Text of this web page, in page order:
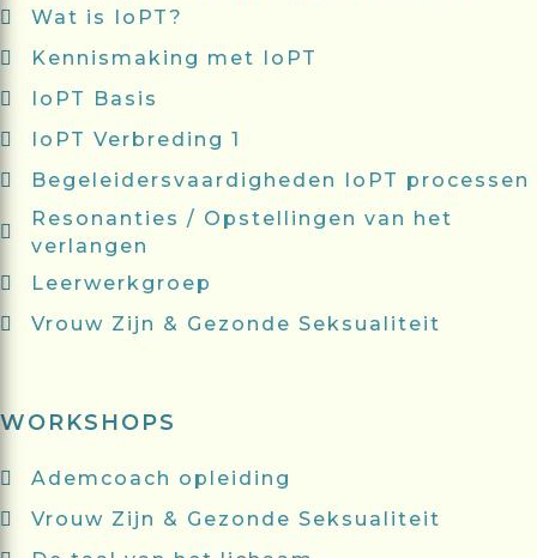
Wat is IoPT?
Kennismaking met IoPT
IoPT Basis
IoPT Verbreding 1
Begeleidersvaardigheden IoPT processen
Resonanties / Opstellingen van het
verlangen
Leerwerkgroep
Vrouw Zijn & Gezonde Seksualiteit
WORKSHOPS
Ademcoach opleiding
Vrouw Zijn & Gezonde Seksualiteit